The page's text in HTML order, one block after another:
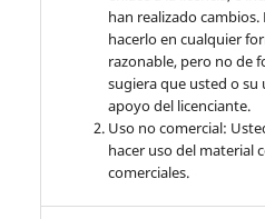
han realizado cambios.
hacerlo en cualquier
razonable, pero no de
sugiera que usted o su
apoyo del licenciante.
Uso no comercial:
hacer uso del material
comerciales.